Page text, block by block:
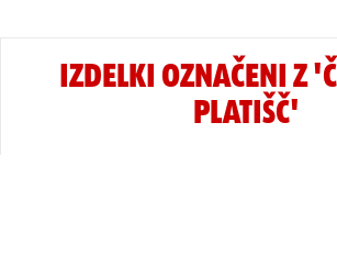
IZDELKI OZNAČENI Z
PLATIŠČ'